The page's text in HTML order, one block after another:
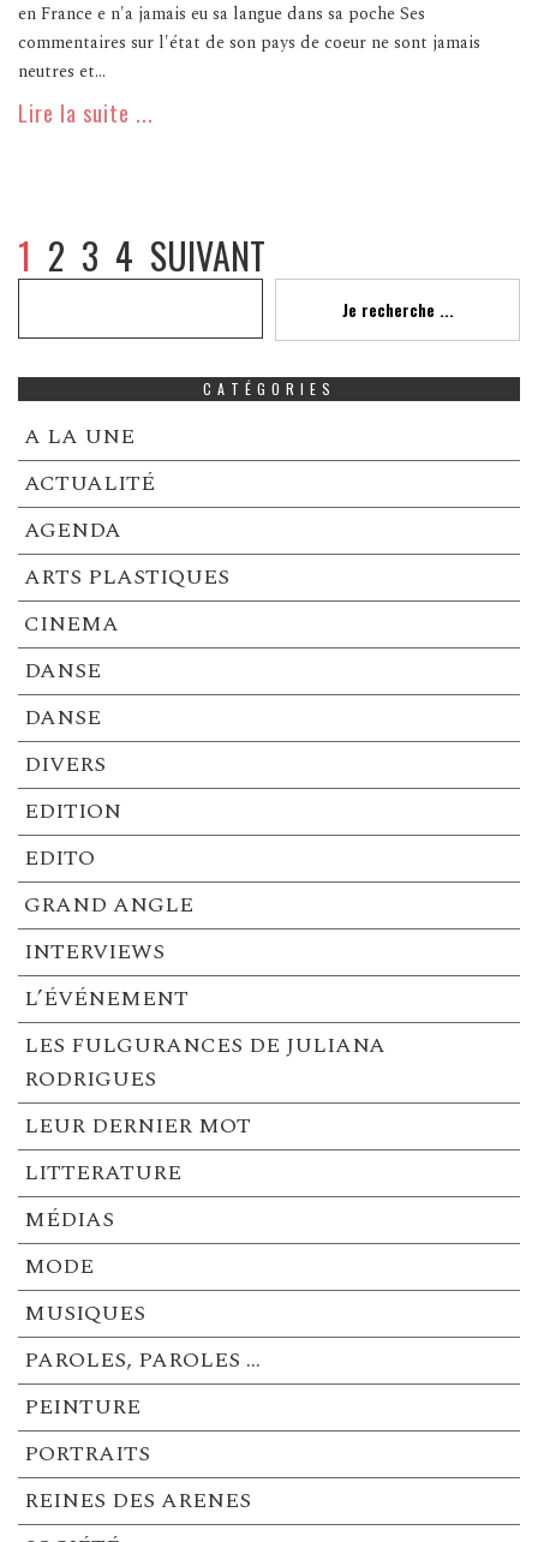
en France e n'a jamais eu sa langue dans sa poche Ses
commentaires sur l'état de son pays de coeur ne sont jamais
neutres et...
Lire la suite ...
1 2 3 4 SUIVANT
Je recherche ...
CATÉGORIES
A LA UNE
ACTUALITÉ
AGENDA
ARTS PLASTIQUES
CINEMA
DANSE
DANSE
DIVERS
EDITION
EDITO
GRAND ANGLE
INTERVIEWS
L’ÉVÉNEMENT
LES FULGURANCES DE JULIANA
RODRIGUES
LEUR DERNIER MOT
LITTERATURE
MÉDIAS
MODE
MUSIQUES
PAROLES, PAROLES …
PEINTURE
PORTRAITS
REINES DES ARENES